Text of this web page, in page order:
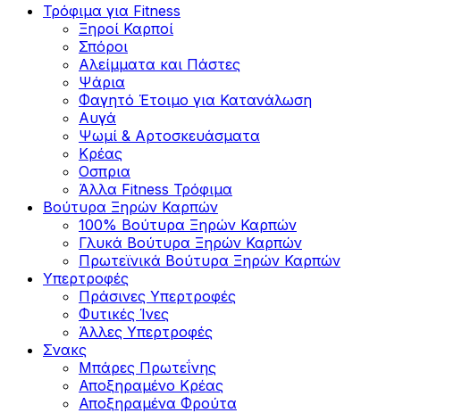
Τρόφιμα για Fitness
Ξηροί Καρποί
Σπόροι
Αλείμματα και Πάστες
Ψάρια
Φαγητό Έτοιμο για Κατανάλωση
Αυγά
Ψωμί & Αρτοσκευάσματα
Κρέας
Οσπρια
Άλλα Fitness Τρόφιμα
Βούτυρα Ξηρών Καρπών
100% Βούτυρα Ξηρών Καρπών
Γλυκά Βούτυρα Ξηρών Καρπών
Πρωτεϊνικά Βούτυρα Ξηρών Καρπών
Υπερτροφές
Πράσινες Υπερτροφές
Φυτικές Ίνες
Άλλες Υπερτροφές
Σνακς
Μπάρες Πρωτεΐνης
Αποξηραμένο Κρέας
Αποξηραμένα Φρούτα